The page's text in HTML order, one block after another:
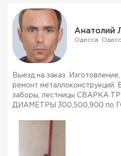
Анатолий
Одесса,
Выезд на заказ.
ремонт металлоконструкций.
заборы, лестницы СВАРКА
ДИАМЕТРЫ 300,500,900 по